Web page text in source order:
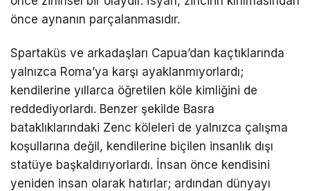
önce aynanın parçalanmasıdır.
Spartaküs ve arkadaşları Capua’dan kaçtıklarında
yalnızca Roma’ya karşı ayaklanmıyorlardı;
kendilerine yıllarca öğretilen köle kimliğini de
reddediyorlardı. Benzer şekilde Basra
bataklıklarındaki Zenc köleleri de yalnızca çalışma
koşullarına değil, kendilerine biçilen insanlık dışı
statüye başkaldırıyorlardı. İnsan önce kendisini
yeniden insan olarak hatırlar; ardından dünyayı